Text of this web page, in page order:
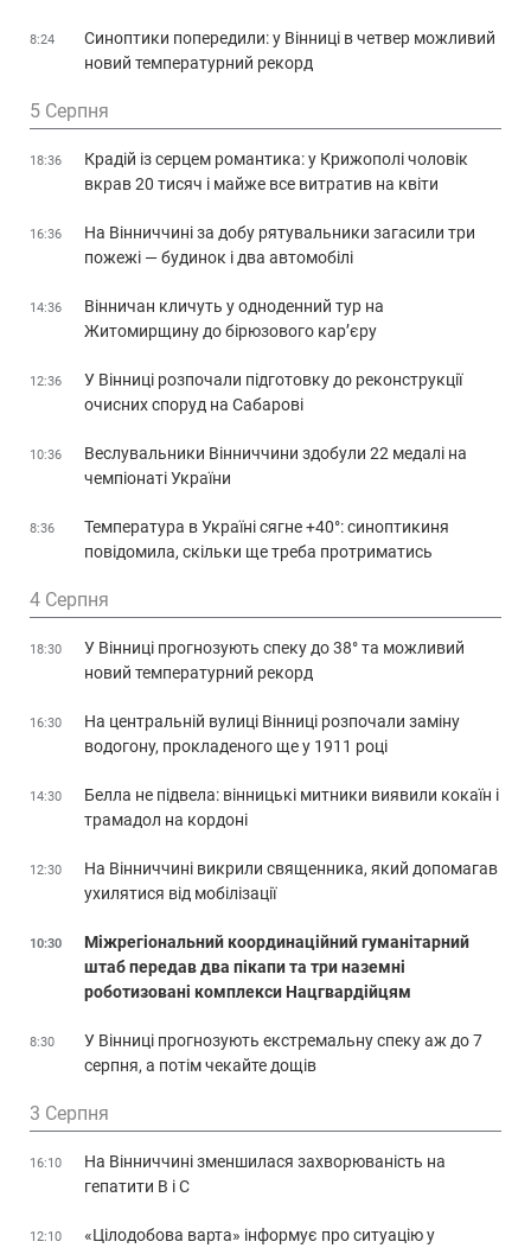
8:24
Синоптики попередили: у Вінниці в четвер можливий
новий температурний рекорд
5 Серпня
18:36
Крадій із серцем романтика: у Крижополі чоловік
вкрав 20 тисяч і майже все витратив на квіти
16:36
На Вінниччині за добу рятувальники загасили три
пожежі — будинок і два автомобілі
14:36
Вінничан кличуть у одноденний тур на
Житомирщину до бірюзового кар’єру
12:36
У Вінниці розпочали підготовку до реконструкції
очисних споруд на Сабарові
10:36
Веслувальники Вінниччини здобули 22 медалі на
чемпіонаті України
8:36
Температура в Україні сягне +40°: синоптикиня
повідомила, скільки ще треба протриматись
4 Серпня
18:30
У Вінниці прогнозують спеку до 38° та можливий
новий температурний рекорд
16:30
На центральній вулиці Вінниці розпочали заміну
водогону, прокладеного ще у 1911 році
14:30
Белла не підвела: вінницькі митники виявили кокаїн і
трамадол на кордоні
12:30
На Вінниччині викрили священника, який допомагав
ухилятися від мобілізації
10:30
Міжрегіональний координаційний гуманітарний
штаб передав два пікапи та три наземні
роботизовані комплекси Нацгвардійцям
8:30
У Вінниці прогнозують екстремальну спеку аж до 7
серпня, а потім чекайте дощів
3 Серпня
16:10
На Вінниччині зменшилася захворюваність на
гепатити В і С
12:10
«Цілодобова варта» інформує про ситуацію у